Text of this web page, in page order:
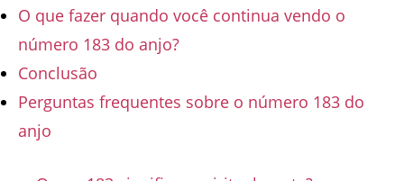
O que fazer quando você continua vendo o
número 183 do anjo?
Conclusão
Perguntas frequentes sobre o número 183 do
anjo